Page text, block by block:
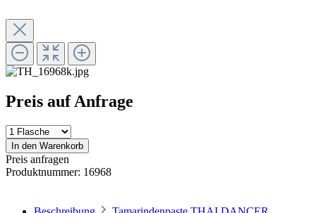
Preis auf Anfrage
In den Warenkorb
Preis anfragen
Produktnummer: 16968